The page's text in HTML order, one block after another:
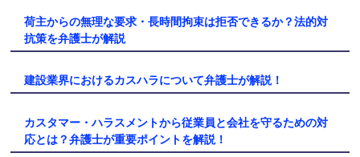
荷主からの無理な要求・長時間拘束は拒否できるか？法的対
抗策を弁護士が解説
建設業界におけるカスハラについて弁護士が解説！
カスタマー・ハラスメントから従業員と会社を守るための対
応とは？弁護士が重要ポイントを解説！